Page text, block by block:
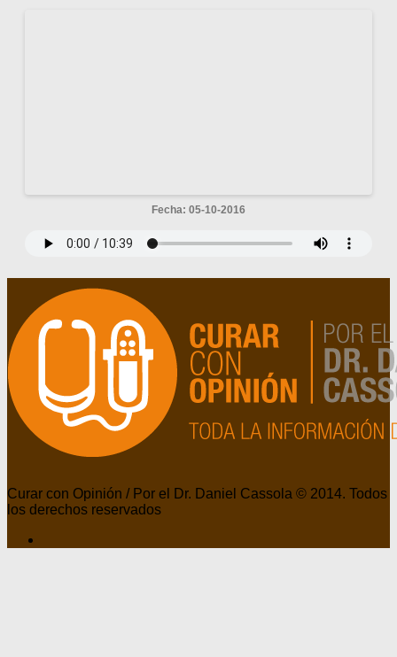
Fecha: 05-10-2016
Curar con Opinión / Por el Dr. Daniel Cassola © 2014. Todos
los derechos reservados